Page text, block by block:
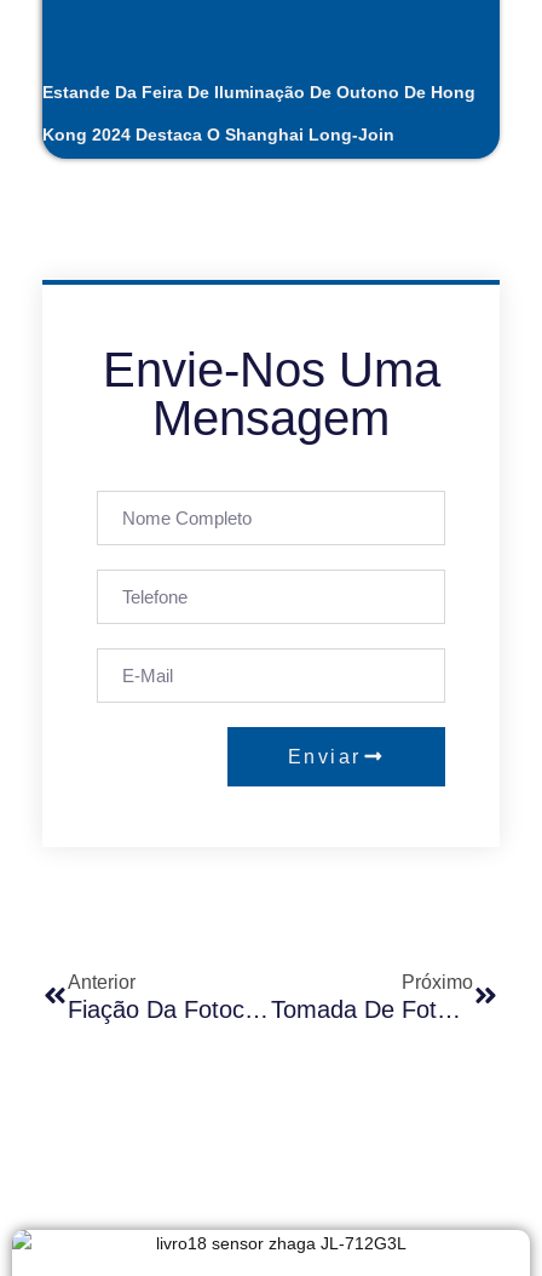
Estande Da Feira De Iluminação De Outono De Hong
Kong 2024 Destaca O Shanghai Long-Join
Envie-Nos Uma
Mensagem
Enviar
Anterior
Fiação Da Fotocélula/Como Instalar A Fotocélula? Exibição De Instalação Da Fotocélula JL-205C E JL-200Z
Próximo
Tomada De Fotocontrole Com Trava Giratória NEMA 5 PIN